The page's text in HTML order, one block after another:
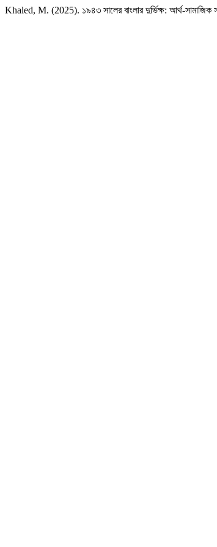
Khaled, M. (2025). ১৯৪৩ সালের বাংলার দুর্ভিক্ষ: আর্থ-